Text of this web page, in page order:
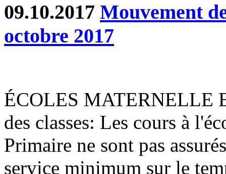
09.10.2017 Mouvement
octobre 2017
ÉCOLES MATERNELLE
des classes: Les cours à
Primaire ne sont pas
service minimum sur le